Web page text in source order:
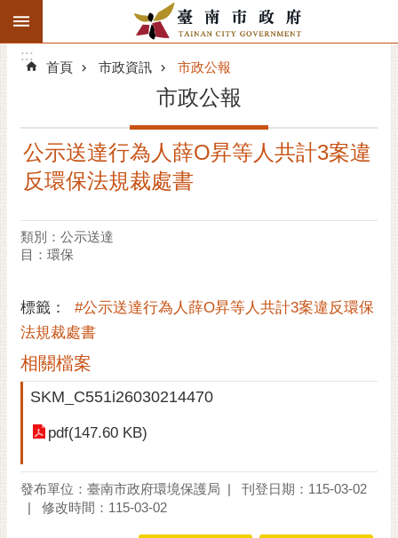
跳到主要內容區塊
搜
階
精彩府城
市府團隊
市政資訊
市民互動
哲
螢
光
:::
:::
首頁 市政資訊 市政公報
市政公報
公示送達行為人薛O昇等人共計3案違
反環保法規裁處書
類別：公示送達
目：環保
標籤：
#公示送達行為人薛O昇等人共計3案違反環保
法規裁處書
相關檔案
SKM_C551i26030214470
pdf(147.60 KB)
發布單位：臺南市政府環境保護局
刊登日期：115-03-02
修改時間：115-03-02